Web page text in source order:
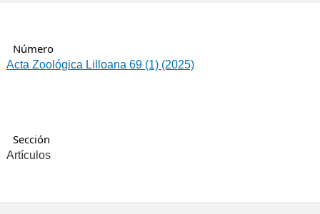
Número
Acta Zoológica Lilloana 69 (1) (2025)
Sección
Artículos